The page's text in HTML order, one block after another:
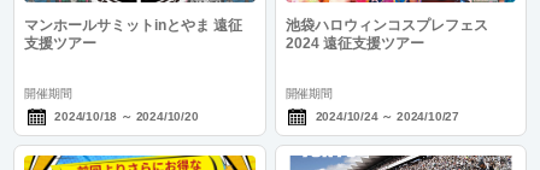
マンホールサミットinとやま 遠征
支援ツアー
開催期間
2024/10/18 ～ 2024/10/20
池袋ハロウィンコスプレフェス
2024 遠征支援ツアー
開催期間
2024/10/24～ 2024/10/27